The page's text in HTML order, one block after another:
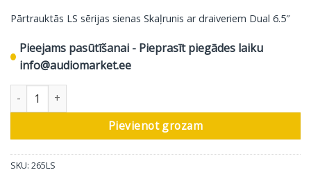
Pārtrauktās LS sērijas sienas Skaļrunis ar draiveriem Dual 6.5″
Pieejams pasūtīšanai - Pieprasīt piegādes laiku
info@audiomarket.ee
Sienas skaļrunis Polk Audio 265LS daudzums
Pievienot grozam
SKU: 265LS